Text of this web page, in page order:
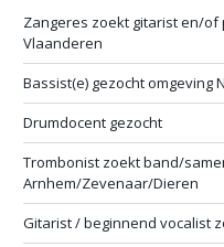
Zangeres zoekt gitarist en/of
Vlaanderen
Bassist(e) gezocht omgeving
Drumdocent gezocht
Trombonist zoekt band/
Arnhem/Zevenaar/Dieren
Gitarist / beginnend vocalist